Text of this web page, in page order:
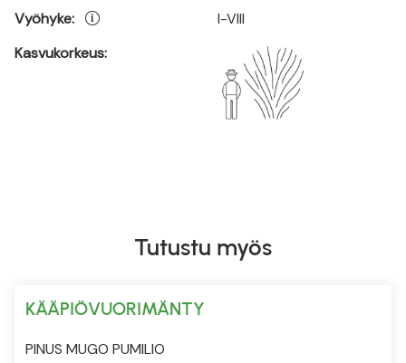
Vyöhyke:
Kasvukorkeus:
I-VIII
Tutustu myös
KÄÄPIÖVUORIMÄNTY
PINUS MUGO PUMILIO